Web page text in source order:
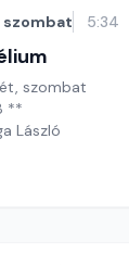
szombat 5:34
szombat
**
László